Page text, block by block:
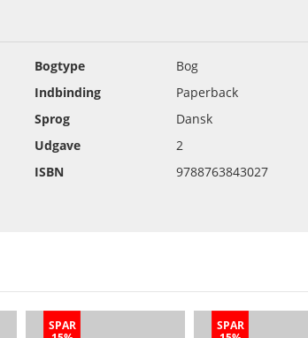
Bogtype
Bog
Indbinding
Paperback
Sprog
Dansk
Udgave
2
ISBN
9788763843027
SPAR
SPAR